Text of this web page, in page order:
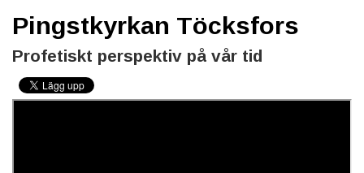
Pingstkyrkan Töcksfors
Profetiskt perspektiv på vår tid